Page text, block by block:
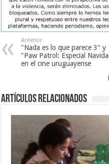
Anterior
"Nada es lo que parece 3" y
"Paw Patrol: Especial
en el cine uruguayense
Artículos Relacionados